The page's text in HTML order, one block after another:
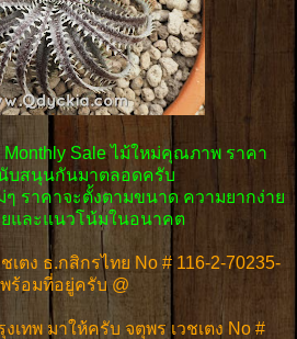
Sale ไม้ใหม่คุณภาพ ราคา
บสนุนกันมาตลอดครับ
ๆ ราคาจะตั้งตามขนาด ความยากง่าย
และแนวโน้มในอนาคต
เตง ธ.กสิกรไทย No # 116-2-70235-
ร้อมที่อยู่ครับ @
เทพ มาให้ครับ จตุพร เวชเตง No #